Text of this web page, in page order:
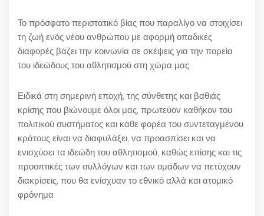
Το πρόσφατο περιστατικό βίας που παραλίγο να στοιχίσει
τη ζωή ενός νέου ανθρώπου με αφορμή οπαδικές
διαφορές βάζει την κοινωνία σε σκέψεις για την πορεία
του ιδεώδους του αθλητισμού στη χώρα μας.
Ειδικά στη σημερινή εποχή, της σύνθετης και βαθιάς
κρίσης που βιώνουμε όλοι μας, πρωτεύον καθήκον του
πολιτικού συστήματος και κάθε φορέα του συντεταγμένου
κράτους είναι να διαφυλάξει, να προασπίσει και να
ενισχύσει τα ιδεώδη του αθλητισμού, καθώς επίσης και τις
προοπτικές των συλλόγων και των ομάδων να πετύχουν
διακρίσεις, που θα ενίσχυαν το εθνικό αλλά και ατομικό
φρόνημα